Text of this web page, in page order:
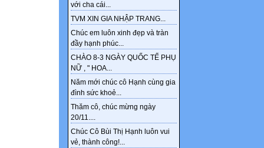
với cha cái...
TVM XIN GIA NHẬP TRANG...
Chúc em luôn xinh đẹp và tràn
đầy hạnh phúc...
CHÀO 8-3 NGÀY QUỐC TẾ PHỤ
NỮ , " HOA...
Năm mới chúc cô Hạnh cùng gia
đình sức khoẻ...
Thăm cô, chúc mừng ngày
20/11....
Chúc Cô Bùi Thị Hạnh luôn vui
vẻ, thành công!...